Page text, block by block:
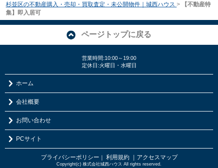
杉並区の不動産購入・売却・買取査定・未公開物件｜城西ハウス >
【不動産特
集】即入居可
ページトップに戻る
営業時間:10:00～19:00
定休日:火曜日・水曜日
ホーム
会社概要
お問い合わせ
PCサイト
プライバシーポリシー ｜ 利用規約 ｜アクセスマップ
Copyright(c) 株式会社城西ハウス All rights reserved.